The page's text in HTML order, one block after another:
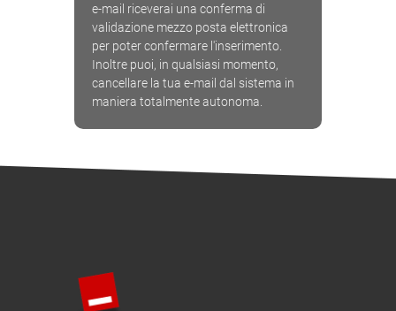
e-mail riceverai una conferma di
validazione mezzo posta elettronica
per poter confermare l'inserimento.
Inoltre puoi, in qualsiasi momento,
cancellare la tua e-mail dal sistema in
maniera totalmente autonoma.